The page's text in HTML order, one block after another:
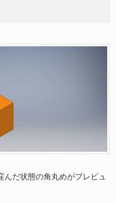
だ状態の角丸めがプレビュ